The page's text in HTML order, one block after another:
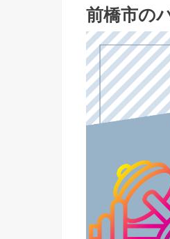
前橋市の